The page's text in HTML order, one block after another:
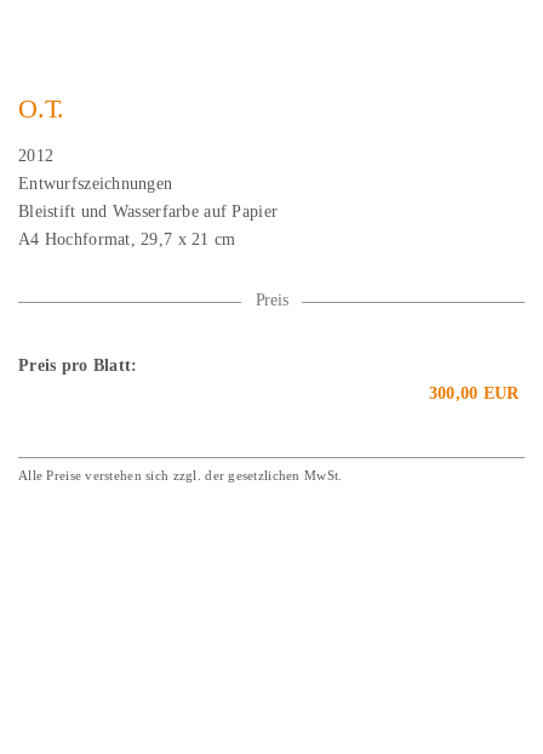
O.T.
2012
Entwurfszeichnungen
Bleistift und Wasserfarbe auf Papier
A4 Hochformat, 29,7 x 21 cm
Preis
Preis pro Blatt:
300,00 EUR
Alle Preise verstehen sich zzgl. der gesetzlichen MwSt.